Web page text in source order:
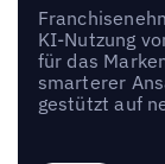
KI-Nutzung
für das
smarterer
gestützt auf